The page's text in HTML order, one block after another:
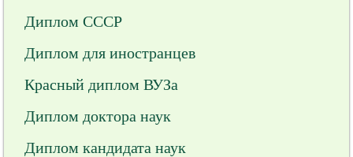
Диплом СССР
Диплом для иностранцев
Красный диплом ВУЗа
Диплом доктора наук
Диплом кандидата наук